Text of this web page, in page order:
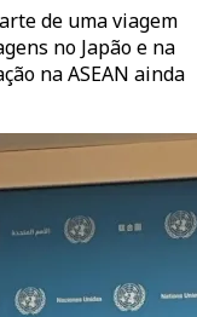
de uma viagem
no Japão e na
na ASEAN ainda